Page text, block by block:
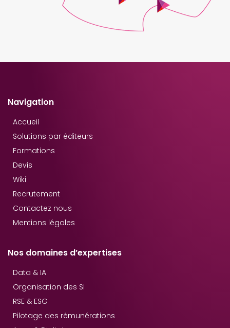
Navigation
Accueil
Solutions par éditeurs
Formations
Devis
Wiki
Recrutement
Contactez nous
Mentions légales
Nos domaines d’expertises
Data & IA
Organisation des SI
RSE & ESG
Pilotage des rémunérations